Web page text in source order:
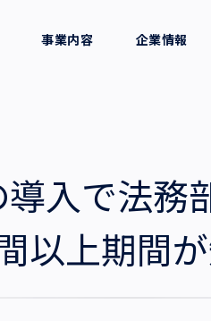
事業内容
業務支援
企業情報
拠点一覧
グループ会社
入で法務
以上期間